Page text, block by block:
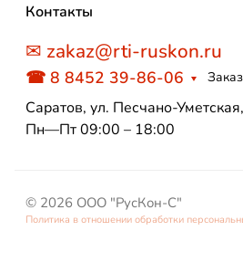
Контакты
✉ zakaz@rti-ruskon.ru
☎ 8 8452 39-86-06
Саратов, ул. Песчано-
Пн—Пт 09:00 – 18:00
© 2026 ООО "РусКон-С"
Политика в отношении обработки